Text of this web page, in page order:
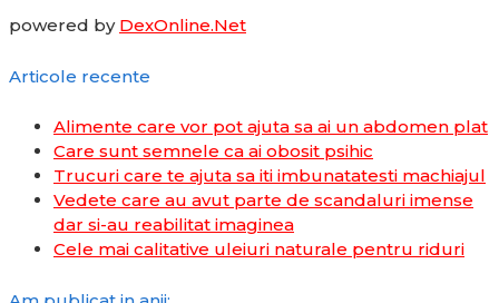
powered by DexOnline.Net
Articole recente
Alimente care vor pot ajuta sa ai un abdomen plat
Care sunt semnele ca ai obosit psihic
Trucuri care te ajuta sa iti imbunatatesti machiajul
Vedete care au avut parte de scandaluri imense
dar si-au reabilitat imaginea
Cele mai calitative uleiuri naturale pentru riduri